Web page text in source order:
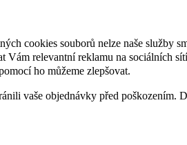
cookies souborů nelze naše služby
relevantní reklamu na sociálních
ho můžeme zlepšovat.
vaše objednávky před poškozením.